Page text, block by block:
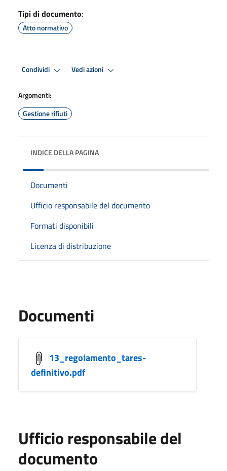
Tipi di documento:
Atto normativo
Condividi Vedi azioni
Argomenti:
Gestione rifiuti
INDICE DELLA PAGINA
Documenti
Ufficio responsabile del documento
Formati disponibili
Licenza di distribuzione
Documenti
13_regolamento_tares-
definitivo.pdf
Ufficio responsabile del
documento